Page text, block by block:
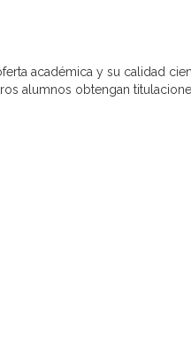
académica y su calidad
alumnos obtengan